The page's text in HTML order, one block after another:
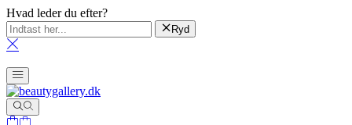
Hvad leder du efter?
Ryd